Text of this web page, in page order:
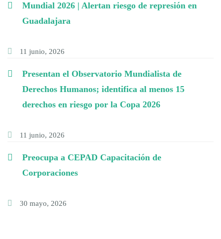
Mundial 2026 | Alertan riesgo de represión en
Guadalajara
11 junio, 2026
Presentan el Observatorio Mundialista de
Derechos Humanos; identifica al menos 15
derechos en riesgo por la Copa 2026
11 junio, 2026
Preocupa a CEPAD Capacitación de
Corporaciones
30 mayo, 2026